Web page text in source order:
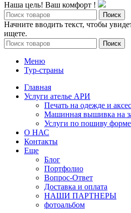
Наша цель! Ваш комфорт !
Поиск
Начните вводить текст, чтобы
ищете.
Поиск
Меню
Тур-страны
Главная
Услуги ателье АРИ
Печать на одежде и
Машинная вышивка на
Услуги по пошиву
О НАС
Контакты
Еще
Блог
Портфолио
Вопрос-Ответ
Доставка и оплата
НАШИ ПАРТНЕРЫ
фотоальбом